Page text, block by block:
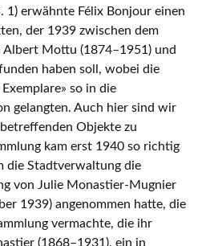
1) erwähnte Félix Bonjour einen
der 1939 zwischen dem
Albert Mottu (1874–1951) und
haben soll, wobei die
so in die
gelangten. Auch hier sind wir
Objekte zu
kam erst 1940 so richtig
die Stadtverwaltung die
von Julie Monastier-Mugnier
1939) angenommen hatte, die
vermachte, die ihr
(1868–1931), ein in